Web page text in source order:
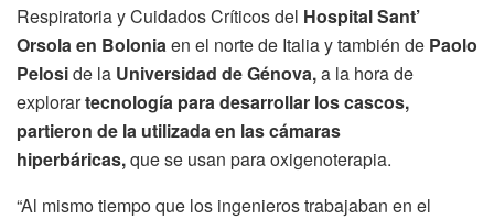
Respiratoria y Cuidados Críticos del Hospital Sant’
Orsola en Boloniaen el norte de Italia y también de Paolo
Peloside la Universidad de Génova,a la hora de
explorartecnología para desarrollar los cascos,
partieron de la utilizada en las cámaras
hiperbáricas,que se usan para oxigenoterapia.
“Al mismo tiempo que los ingenieros trabajaban en el